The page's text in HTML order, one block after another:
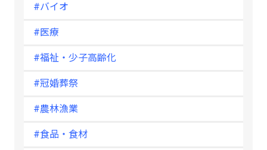
#バイオ
#医療
#福祉・少子高齢化
#冠婚葬祭
#農林漁業
#食品・食材